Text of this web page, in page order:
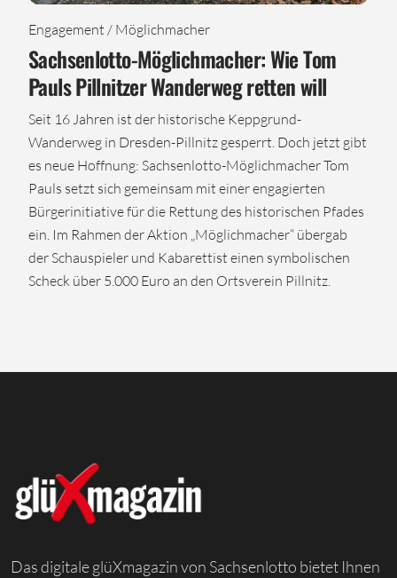
Engagement / Möglichmacher
Sachsenlotto-Möglichmacher: Wie Tom
Pauls Pillnitzer Wanderweg retten will
Seit 16 Jahren ist der historische Keppgrund-
Wanderweg in Dresden-Pillnitz gesperrt. Doch jetzt gibt
es neue Hoffnung: Sachsenlotto-Möglichmacher Tom
Pauls setzt sich gemeinsam mit einer engagierten
Bürgerinitiative für die Rettung des historischen Pfades
ein. Im Rahmen der Aktion „Möglichmacher“ übergab
der Schauspieler und Kabarettist einen symbolischen
Scheck über 5.000 Euro an den Ortsverein Pillnitz.
Das digitale glüXmagazin von Sachsenlotto bietet Ihnen